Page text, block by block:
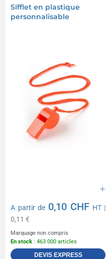
Sifflet en plastique
personnalisable
A partir de 0,10 CHF HT|
0,11 €
Marquage non compris
En stock : 463 000 articles
DEVIS EXPRESS